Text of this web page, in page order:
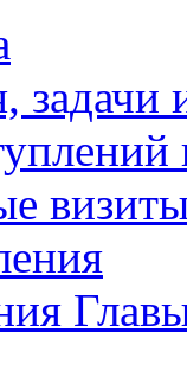
задачи